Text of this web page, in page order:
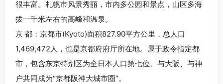
很丰富。札幌市风景秀丽，市内多公园和景点，山区多海
拔一千米左右的高峰和温泉。
京 都：京都市(Kyoto)面积827.90平方公里，总人口
1,469,472人，也是京都府府厅所在地。属于政令指定都
市，包含东京特别区为全日本人口第七位。与大阪、与神
户共同成为“京都阪神大城市圈”。